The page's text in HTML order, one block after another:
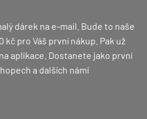
dárek na e-mail. Bude to naše
kč pro Váš první nákup. Pak už
aplikace. Dostanete jako první
a dalších námi